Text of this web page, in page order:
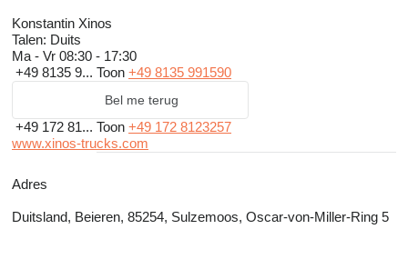
Konstantin Xinos
Talen: Duits
Ma - Vr 08:30 - 17:30
+49 8135 9... Toon +49 8135 991590
Bel me terug
+49 172 81... Toon +49 172 8123257
www.xinos-trucks.com
Adres
Duitsland, Beieren, 85254, Sulzemoos, Oscar-von-Miller-Ring 5